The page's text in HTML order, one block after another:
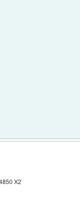
X2